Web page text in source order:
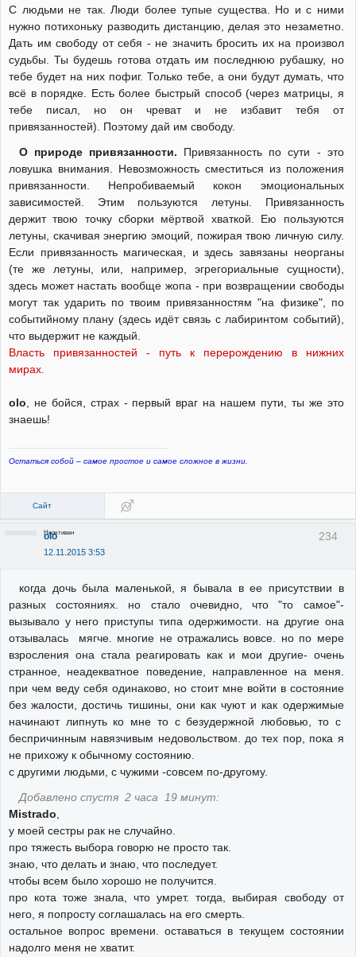
С людьми не так. Люди более тупые существа. Но и с ними
нужно потихоньку разводить дистанцию, делая это незаметно.
Дать им свободу от себя - не значить бросить их на произвол
судьбы. Ты будешь готова отдать им последнюю рубашку, но
тебе будет на них пофиг. Только тебе, а они будут думать, что
всё в порядке. Есть более быстрый способ (через матрицы, я
тебе писал, но он чреват и не избавит тебя от
привязанностей). Поэтому дай им свободу.
О природе привязанности. Привязанность по сути - это
ловушка внимания. Невозможность сместиться из положения
привязанности. Непробиваемый кокон эмоциональных
зависимостей. Этим пользуются летуны. Привязанность
держит твою точку сборки мёртвой хваткой. Ею пользуются
летуны, скачивая энергию эмоций, пожирая твою личную силу.
Если привязанность магическая, и здесь завязаны неорганы
(те же летуны, или, например, эгрегориальные сущности),
здесь может настать вообще жопа - при возвращении свободы
могут так ударить по твоим привязанностям "на физике", по
событийному плану (здесь идёт связь с лабиринтом событий),
что выдержит не каждый.
Власть привязанностей - путь к перерождению в нижних
мирах.
olo , не бойся, страх - первый враг на нашем пути, ты же это
знаешь!
Остаться собой – самое простое и самое сложное в жизни.
Сайт
234
olo
12.11.2015 3:53
Неактивен
когда дочь была маленькой, я бывала в ее присутствии в
разных состояниях. но стало очевидно, что "то самое"-
вызывало у него приступы типа одержимости. на другие она
отзывалась мягче. многие не отражались вовсе. но по мере
взросления она стала реагировать как и мои другие- очень
странное, неадекватное поведение, направленное на меня.
при чем веду себя одинаково, но стоит мне войти в состояние
без жалости, достичь тишины, они как чуют и как одержимые
начинают липнуть ко мне то с безудержной любовью, то с
беспричинным навязчивым недовольством. до тех пор, пока я
не прихожу к обычному состоянию.
с другими людьми, с чужими -совсем по-другому.
Добавлено спустя 2 часа 19 минут:
Mistrado,
у моей сестры рак не случайно.
про тяжесть выбора говорю не просто так.
знаю, что делать и знаю, что последует.
чтобы всем было хорошо не получится.
про кота тоже знала, что умрет. тогда, выбирая свободу от
него, я попросту соглашалась на его смерть.
остальное вопрос времени. оставаться в текущем состоянии
надолго меня не хватит.